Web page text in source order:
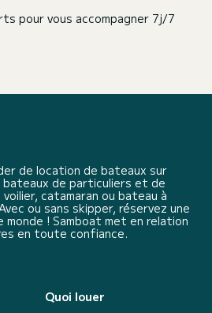
pour vous accompagner 7j/7
de location de bateaux sur
de particuliers et de
catamaran ou bateau à
ou sans skipper, réservez une
! Samboat met en relation
en toute confiance.
Quoi louer